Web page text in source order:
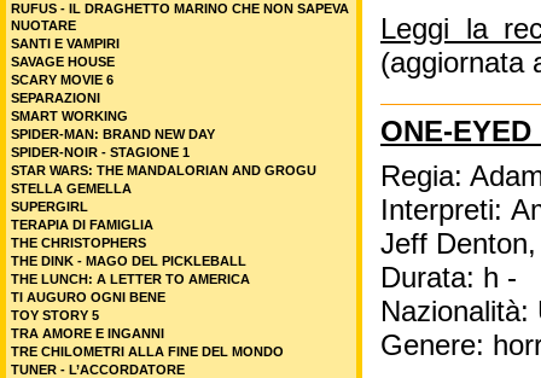
Leggi la
(aggiornata
ONE-
Regia:
Interpreti:
Jeff
Durata: h -
Nazionalità:
Genere:
RUFUS - IL DRAGHETTO MARINO CHE NON SAPEVA
NUOTARE
SANTI E VAMPIRI
SAVAGE HOUSE
SCARY MOVIE 6
SEPARAZIONI
SMART WORKING
SPIDER-MAN: BRAND NEW DAY
SPIDER-NOIR - STAGIONE 1
STAR WARS: THE MANDALORIAN AND GROGU
STELLA GEMELLA
SUPERGIRL
TERAPIA DI FAMIGLIA
THE CHRISTOPHERS
THE DINK - MAGO DEL PICKLEBALL
THE LUNCH: A LETTER TO AMERICA
TI AUGURO OGNI BENE
TOY STORY 5
TRA AMORE E INGANNI
TRE CHILOMETRI ALLA FINE DEL MONDO
TUNER - L’ACCORDATORE